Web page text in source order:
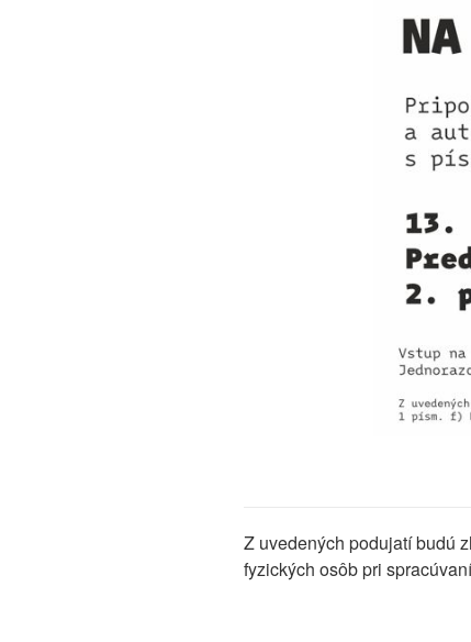
Z uvedených podujatí budú
fyzických osôb pri